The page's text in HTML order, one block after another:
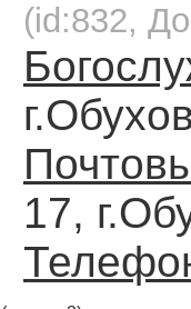
(id:832,
г.Обухов
17,